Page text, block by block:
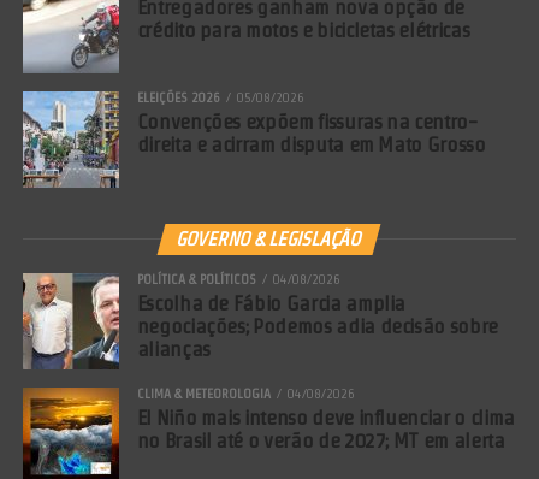
Entregadores ganham nova opção de
crédito para motos e bicicletas elétricas
ELEIÇÕES 2026 05/08/2026
Convenções expõem fissuras na centro-
direita e acirram disputa em Mato Grosso
GOVERNO & LEGISLAÇÃO
POLÍTICA & POLÍTICOS 04/08/2026
Escolha de Fábio Garcia amplia
negociações; Podemos adia decisão sobre
alianças
CLIMA & METEOROLOGIA 04/08/2026
El Niño mais intenso deve influenciar o clima
no Brasil até o verão de 2027; MT em alerta